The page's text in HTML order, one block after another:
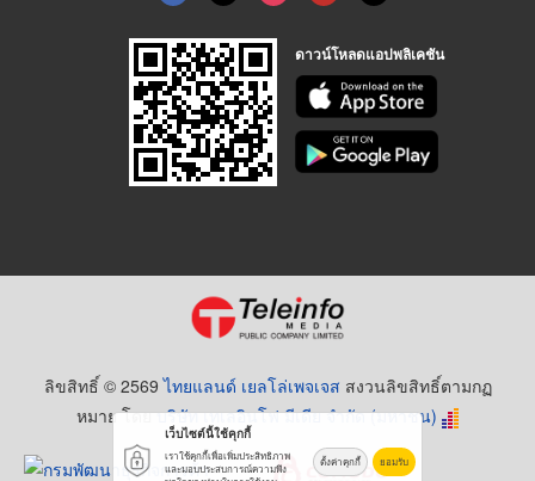
ดาวน์โหลดแอปพลิเคชัน
ลิขสิทธิ์ © 2569ไทยแลนด์ เยลโล่เพจเจส สงวนลิขสิทธิ์ตามกฏ
หมาย โดยบริษัท เทเลอินโฟ มีเดีย จำกัด (มหาชน)
เว็บไซต์นี้ใช้คุกกี้
เราใช้คุกกี้เพื่อเพิ่มประสิทธิภาพ
และมอบประสบการณ์ความพึง
ตั้งค่าคุกกี้ ยอมรับ